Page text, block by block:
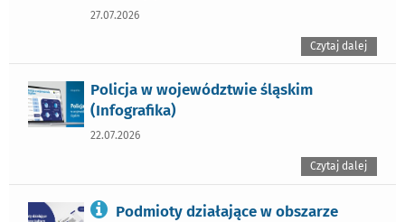
27.07.2026
Czytaj dalej
Policja w województwie śląskim
(Infografika)
22.07.2026
Czytaj dalej
Podmioty działające w obszarze